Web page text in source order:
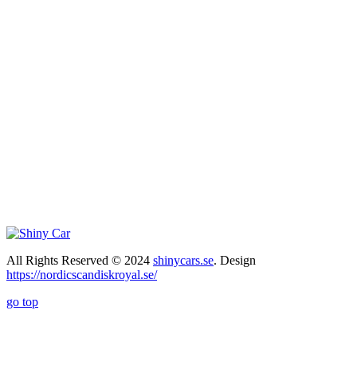
All Rights Reserved © 2024 shinycars.se. Design
https://nordicscandiskroyal.se/
go top